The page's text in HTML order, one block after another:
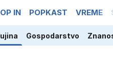
IN POPKAST VREME
Gospodarstvo